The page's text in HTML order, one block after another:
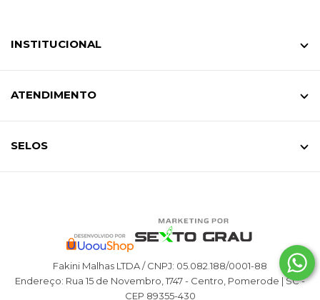
INSTITUCIONAL
ATENDIMENTO
SELOS
Fakini Malhas LTDA / CNPJ: 05.082.188/0001-88
Endereço: Rua 15 de Novembro, 1747 - Centro, Pomerode | SC -
CEP 89355-430